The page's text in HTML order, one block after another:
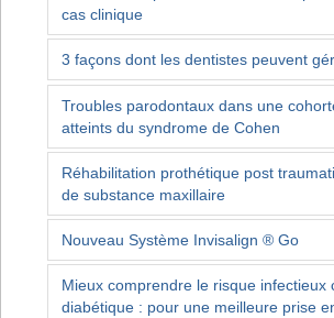
cas clinique
3 façons dont les dentistes peuvent
Troubles parodontaux dans une
atteints du syndrome de Cohen
Réhabilitation prothétique post
de substance maxillaire
Nouveau Système Invisalign ® Go
Mieux comprendre le risque infectieux
diabétique : pour une meilleure prise